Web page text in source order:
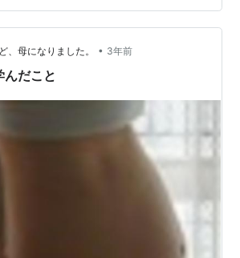
！？」と喜んだのも束の間、 年末にコ
でホルモン…
、母になりました。 • 3年前
んだこと